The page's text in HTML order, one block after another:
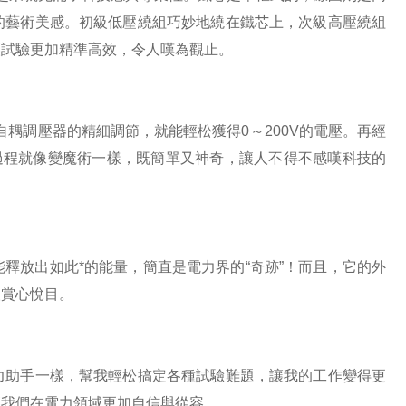
術美感。初級低壓繞組巧妙地繞在鐵芯上，次級高壓繞組
驗更加精準高效，令人嘆為觀止。
調壓器的精細調節，就能輕松獲得0～200V的電壓。再經
就像變魔術一樣，既簡單又神奇，讓人不得不感嘆科技的
放出如此*的能量，簡直是電力界的“奇跡”！而且，它的外
心悅目。
手一樣，幫我輕松搞定各種試驗難題，讓我的工作變得更
們在電力領域更加自信與從容。